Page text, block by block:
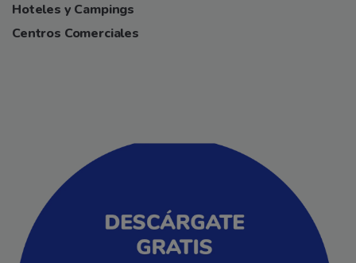
Hoteles y Campings
Centros Comerciales